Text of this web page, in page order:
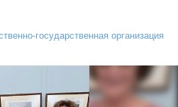
государственная организация